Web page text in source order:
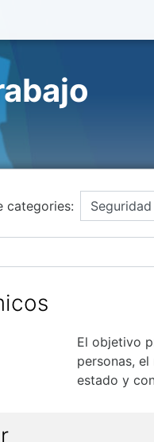
categories:
El objetivo
personas,
estado y